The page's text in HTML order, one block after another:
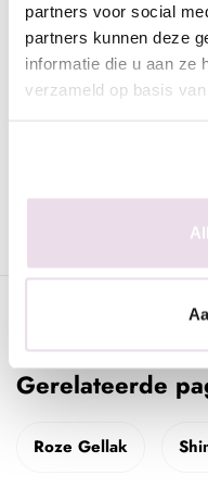
partners voor social
partners kunnen deze
informatie die u aan ze
verzameld op basis
Urban Nails
Mermaid
DeUrban Nails
lamp (2 minuten) of een
verpakking is voorzien
Gerelateerde
Roze Gellak